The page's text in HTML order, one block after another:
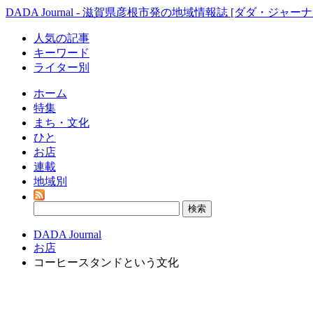
DADA Journal - 滋賀県彦根市発の地域情報誌 [ダダ・ジャー
人気の記事
キーワード
ライター別
ホーム
特集
まち・文化
ひと
お店
連載
地域別
DADA Journal
お店
コーヒースタンドという文化